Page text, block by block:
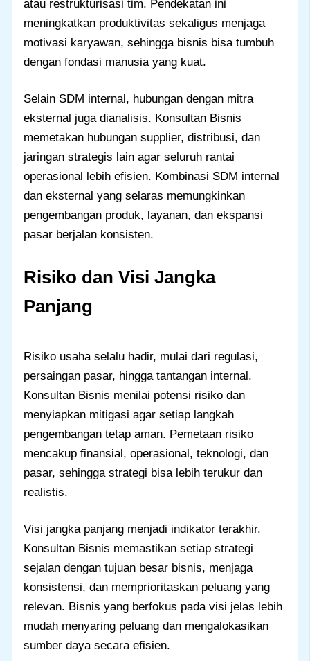
atau restrukturisasi tim. Pendekatan ini
meningkatkan produktivitas sekaligus menjaga
motivasi karyawan, sehingga bisnis bisa tumbuh
dengan fondasi manusia yang kuat.
Selain SDM internal, hubungan dengan mitra
eksternal juga dianalisis. Konsultan Bisnis
memetakan hubungan supplier, distribusi, dan
jaringan strategis lain agar seluruh rantai
operasional lebih efisien. Kombinasi SDM internal
dan eksternal yang selaras memungkinkan
pengembangan produk, layanan, dan ekspansi
pasar berjalan konsisten.
Risiko dan Visi Jangka
Panjang
Risiko usaha selalu hadir, mulai dari regulasi,
persaingan pasar, hingga tantangan internal.
Konsultan Bisnis menilai potensi risiko dan
menyiapkan mitigasi agar setiap langkah
pengembangan tetap aman. Pemetaan risiko
mencakup finansial, operasional, teknologi, dan
pasar, sehingga strategi bisa lebih terukur dan
realistis.
Visi jangka panjang menjadi indikator terakhir.
Konsultan Bisnis memastikan setiap strategi
sejalan dengan tujuan besar bisnis, menjaga
konsistensi, dan memprioritaskan peluang yang
relevan. Bisnis yang berfokus pada visi jelas lebih
mudah menyaring peluang dan mengalokasikan
sumber daya secara efisien.